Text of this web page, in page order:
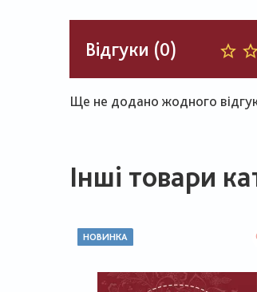
Відгуки (0)
Ще не додано жодного
Інші товари
НОВИНКА